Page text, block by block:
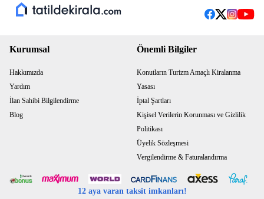
Kurumsal
Hakkımızda
Yardım
İlan Sahibi Bilgilendirme
Blog
Önemli Bilgiler
Konutların Turizm Amaçlı Kiralanma
Yasası
İptal Şartları
Kişisel Verilerin Korunması ve Gizlilik
Politikası
Üyelik Sözleşmesi
Vergilendirme & Faturalandırma
12 aya varan taksit imkanları!